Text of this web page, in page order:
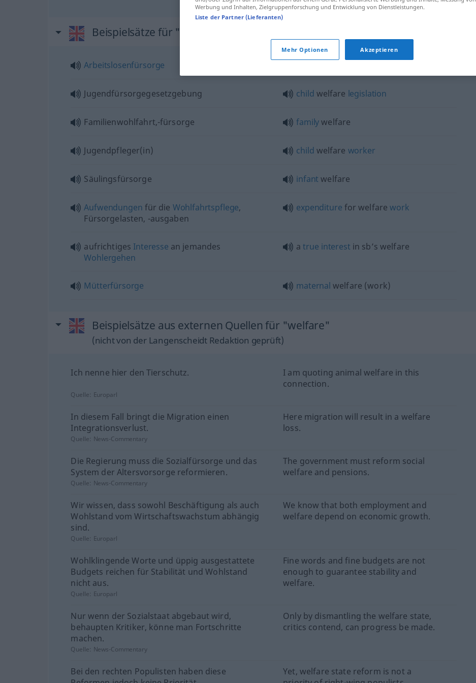
Beispielsätze für "welfare"
Arbeitslosenfürsorge
Jugendfürsorgegesetzgebung child welfare legislation
Familienwohlfahrt,-fürsorge familywelfare
Jugendpfleger(in) child welfare worker
Säulingsfürsorge infant welfare
Aufwendungen für die Wohlfahrtspflege,
Fürsorgelasten, -ausgaben
expenditure for welfarework
aufrichtiges Interesse an jemandes
Wohlergehen
atrue interest in sb’s welfare
Mütterfürsorge maternal welfare (work)
Beispielsätze aus externen Quellen für "welfare"
(nicht von der Langenscheidt Redaktion geprüft)
Ich nenne hier den Tierschutz.
I am quoting animal welfare in this
connection.
Quelle: Europarl
In diesem Fall bringt die Migration einen
Integrationsverlust.
Here migration will result in a welfare
loss.
Quelle: News-Commentary
Die Regierung muss die Sozialfürsorge und das
System der Altersvorsorge reformieren.
The government must reform social
welfare and pensions.
Quelle: News-Commentary
Wir wissen, dass sowohl Beschäftigung als auch
Wohlstand vom Wirtschaftswachstum abhängig
sind.
We know that both employment and
welfare depend on economic growth.
Quelle: Europarl
Wohlklingende Worte und üppig ausgestattete
Budgets reichen für Stabilität und Wohlstand
nicht aus.
Fine words and fine budgets are not
enough to guarantee stability and
welfare.
Quelle: Europarl
Nur wenn der Sozialstaat abgebaut wird,
behaupten Kritiker, könne man Fortschritte
machen.
Only by dismantling the welfare state,
critics contend, can progress be made.
Quelle: News-Commentary
Bei den rechten Populisten haben diese
Yet, welfare state reform is not a
Werbung und Inhalten, Zielgruppenforschung und Entwicklung von Dienstleistungen.
Liste der Partner (Lieferanten)
Mehr Optionen Akzeptieren